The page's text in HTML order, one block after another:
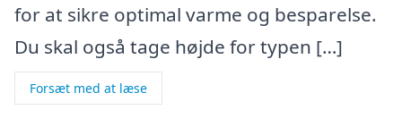
for at sikre optimal varme og besparelse.
Du skal også tage højde for typen […]
Forsæt med at læse